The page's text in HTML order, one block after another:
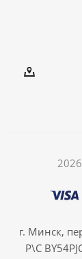
г. Минск,
Р\С